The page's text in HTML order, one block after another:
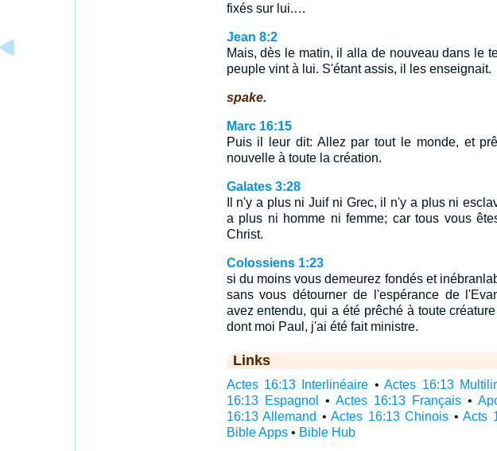
fixés sur lui.…
Jean 8:2
Mais, dès le matin, il alla de nouveau dans le
peuple vint à lui. S'étant assis, il les enseignait.
spake.
Marc 16:15
Puis il leur dit: Allez par tout le monde, et
nouvelle à toute la création.
Galates 3:28
Il n'y a plus ni Juif ni Grec, il n'y a plus ni
a plus ni homme ni femme; car tous vous
Christ.
Colossiens 1:23
si du moins vous demeurez fondés et
sans vous détourner de l'espérance de
avez entendu, qui a été prêché à toute
dont moi Paul, j'ai été fait ministre.
Links
Actes 16:13 Interlinéaire •Actes 16:13
16:13 Espagnol
• Actes 16:13 Français•
16:13 Allemand •Actes 16:13 Chinois •Acts
Bible Apps• Bible Hub